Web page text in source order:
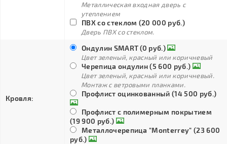
Металлическая входная дверь с
утеплением
ПВХ со стеклом (20 000 руб.)
Дверь ПВХ со стеклом.
Кровля:
Ондулин SMART (0 руб.)
Цвет зеленый, красный или коричневый
Черепица ондулин (5 600 руб.)
Цвет зеленый, красный или коричневый.
Монтаж с ветровыми планками.
Профлист оцинкованный (14 500 руб.)
Профлист с полимерным покрытием
(19 900 руб.)
Металлочерепица "Monterrey" (23 600
руб.)